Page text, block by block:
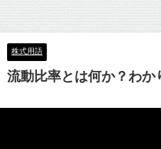
株式用語
流動比率とは何か？わか